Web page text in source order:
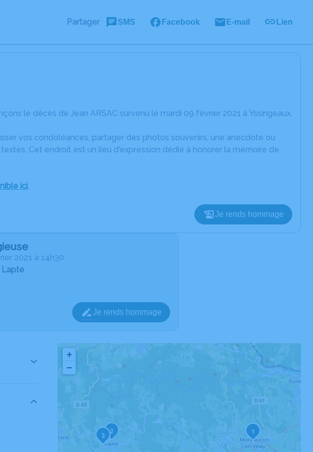
Partager SMS Facebook E-mail Lien
le décès de Jean ARSAC survenu le mardi 09 février 2021 à Yssingeaux.
vos condoléances, partager des photos souvenirs, une anecdote ou
Cet endroit est un lieu d'expression dédié à honorer la mémoire de
ici.
Je rends hommage
2021 à 14h30
Lapte
Je rends hommage
1
2
3
+
−